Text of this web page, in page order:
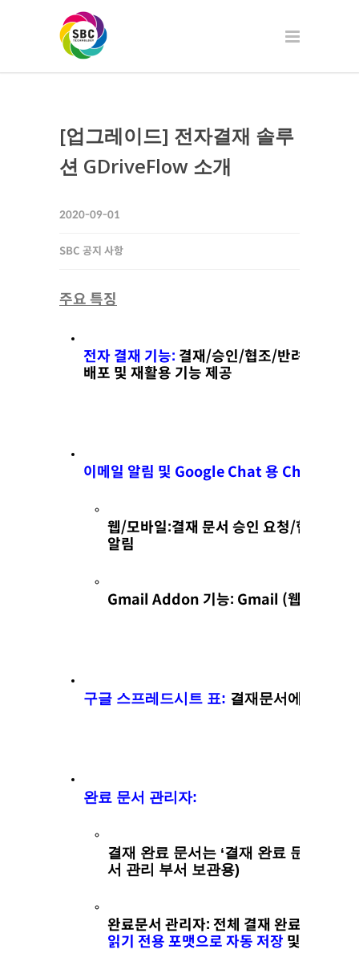
[업그레이드] 전자결재 솔루
션 GDriveFlow 소개
2020-09-01
SBC 공지 사항
주요 특징
전자 결재 기능: 결재/승인/협조/반려/질의/수
배포 및 재활용 기능 제공
이메일 알림 및 Google Chat 용 ChatBot
웹/모바일:결재 문서 승인 요청/협조/합
알림
Gmail Addon 기능: Gmail (웹/모바일)
구글 스프레드시트 표: 결재문서에 스프레
완료 문서 관리자:
결재 완료 문서는 ‘결재 완료 문서 관리
서 관리 부서 보관용)
완료문서 관리자: 전체 결재 완료 문서는
읽기 전용 포맷으로 자동 저장 및 내용 검